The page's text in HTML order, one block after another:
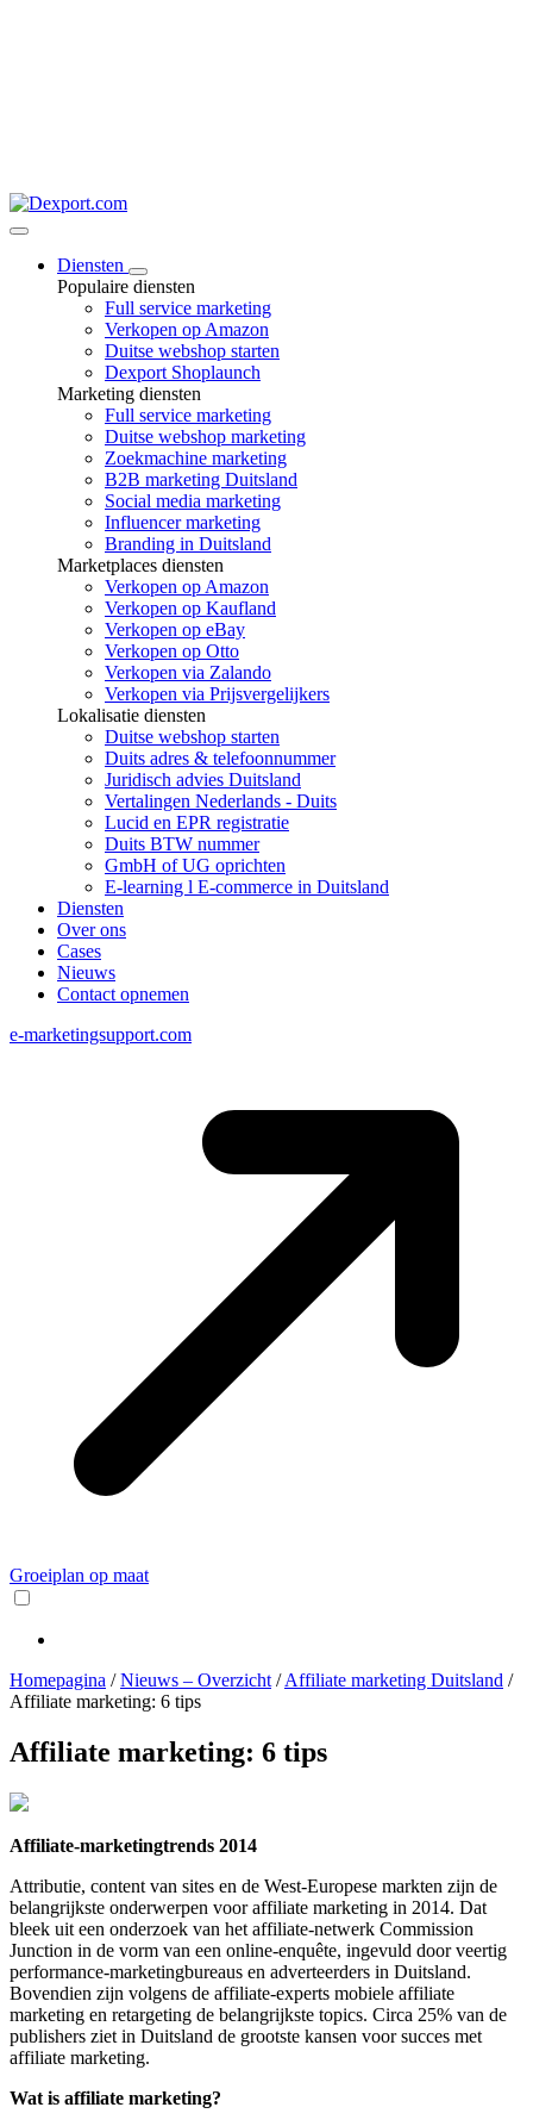
Diensten
Populaire diensten
Full service marketing
Verkopen op Amazon
Duitse webshop starten
Dexport Shoplaunch
Marketing diensten
Full service marketing
Duitse webshop marketing
Zoekmachine marketing
B2B marketing Duitsland
Social media marketing
Influencer marketing
Branding in Duitsland
Marketplaces diensten
Verkopen op Amazon
Verkopen op Kaufland
Verkopen op eBay
Verkopen op Otto
Verkopen via Zalando
Verkopen via Prijsvergelijkers
Lokalisatie diensten
Duitse webshop starten
Duits adres & telefoonnummer
Juridisch advies Duitsland
Vertalingen Nederlands - Duits
Lucid en EPR registratie
Duits BTW nummer
GmbH of UG oprichten
E-learning l E-commerce in Duitsland
Diensten
Over ons
Cases
Nieuws
Contact opnemen
e-marketingsupport.com
Groeiplan op maat
Homepagina /Nieuws – Overzicht /Affiliate marketing Duitsland /
Affiliate marketing: 6 tips
Affiliate marketing: 6 tips
Affiliate-marketingtrends 2014
Attributie, content van sites en de West-Europese markten zijn de
belangrijkste onderwerpen voor affiliate marketing in 2014. Dat
bleek uit een onderzoek van het affiliate-netwerk Commission
Junction in de vorm van een online-enquête, ingevuld door veertig
performance-marketingbureaus en adverteerders in Duitsland.
Bovendien zijn volgens de affiliate-experts mobiele affiliate
marketing en retargeting de belangrijkste topics. Circa 25% van de
publishers ziet in Duitsland de grootste kansen voor succes met
affiliate marketing.
Wat is affiliate marketing?